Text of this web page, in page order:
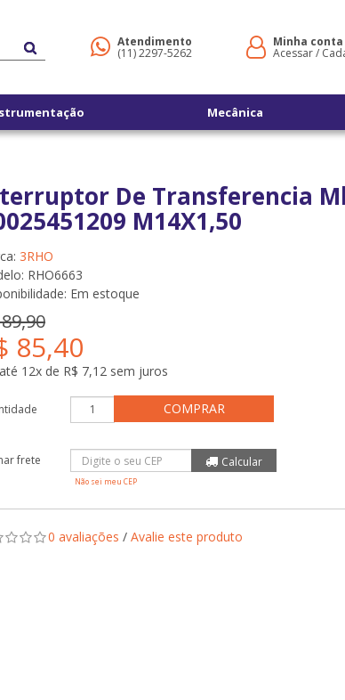
Atendimento
(11) 2297-5262
Minha conta
Acessar/
Mecânica
De Transferencia
M14X1,50
3RHO
RHO6663
Em estoque
85,40
12x de R$ 7,12 sem juros
COMPRAR
Não sei meu CEP
0 avaliações / Avalie este produto